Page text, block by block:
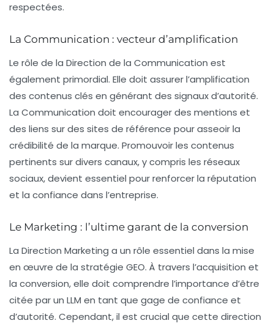
respectées.
La Communication : vecteur d’amplification
Le rôle de la Direction de la Communication est
également primordial. Elle doit assurer l’amplification
des contenus clés en générant des signaux d’autorité.
La Communication doit encourager des mentions et
des liens sur des sites de référence pour asseoir la
crédibilité de la marque. Promouvoir les contenus
pertinents sur divers canaux, y compris les réseaux
sociaux, devient essentiel pour renforcer la réputation
et la confiance dans l’entreprise.
Le Marketing : l’ultime garant de la conversion
La Direction Marketing a un rôle essentiel dans la mise
en œuvre de la stratégie GEO. À travers l’acquisition et
la conversion, elle doit comprendre l’importance d’être
citée par un LLM en tant que gage de confiance et
d’autorité. Cependant, il est crucial que cette direction